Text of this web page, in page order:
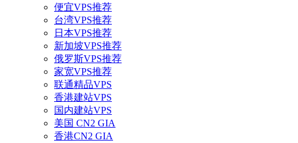
便宜VPS推荐
台湾VPS推荐
日本VPS推荐
新加坡VPS推荐
俄罗斯VPS推荐
家宽VPS推荐
联通精品VPS
香港建站VPS
国内建站VPS
美国 CN2 GIA
香港CN2 GIA